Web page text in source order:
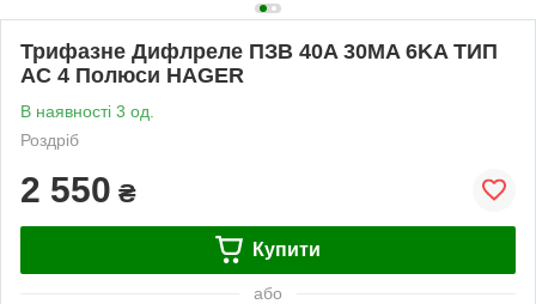
Трифазне Дифлреле ПЗВ 40A 30MA 6KA ТИП
AC 4 Полюси HAGER
В наявності 3 од.
Роздріб
2 550 ₴
Купити
або